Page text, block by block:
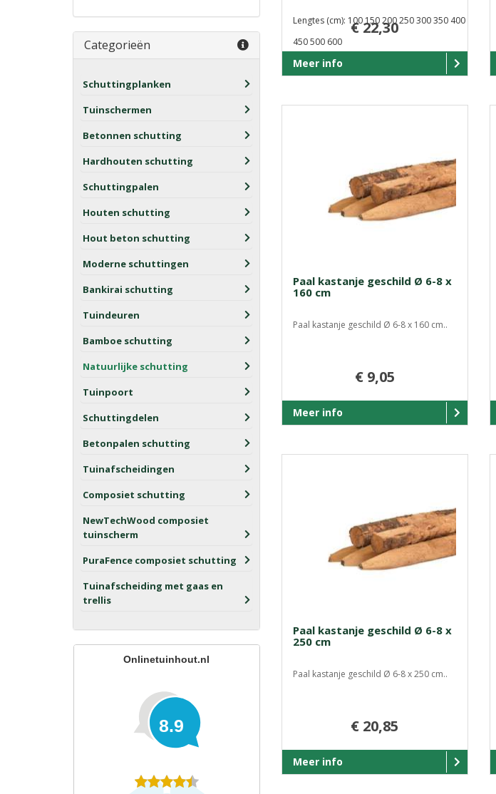
Categorieën
Schuttingplanken
Tuinschermen
Betonnen schutting
Hardhouten schutting
Schuttingpalen
Houten schutting
Hout beton schutting
Moderne schuttingen
Bankirai schutting
Tuindeuren
Bamboe schutting
Natuurlijke schutting
Tuinpoort
Schuttingdelen
Betonpalen schutting
Tuinafscheidingen
Composiet schutting
NewTechWood composiet
tuinscherm
PuraFence composiet schutting
Tuinafscheiding met gaas en
trellis
Onlinetuinhout.nl
8.9
€ 22,30
Lengtes (cm): 100 150 200 250 300 350 400
450 500 600
Meer info
Paal kastanje geschild Ø 6-8 x
160 cm
Paal kastanje geschild Ø 6-8 x 160 cm..
€ 9,05
Meer info
Paal kastanje geschild Ø 6-8 x
250 cm
Paal kastanje geschild Ø 6-8 x 250 cm..
€ 20,85
Meer info